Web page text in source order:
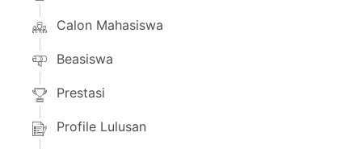
Calon Mahasiswa
Beasiswa
Prestasi
Profile Lulusan